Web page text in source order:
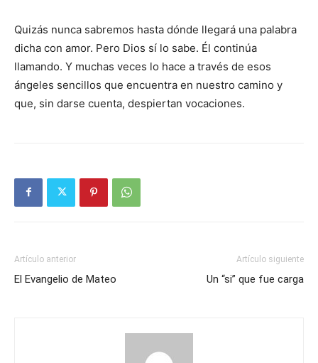
Quizás nunca sabremos hasta dónde llegará una palabra
dicha con amor. Pero Dios sí lo sabe. Él continúa
llamando. Y muchas veces lo hace a través de esos
ángeles sencillos que encuentra en nuestro camino y
que, sin darse cuenta, despiertan vocaciones.
Artículo anterior
El Evangelio de Mateo
Artículo siguiente
Un “si” que fue carga